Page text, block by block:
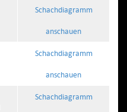
Schachdiagramm
anschauen
Schachdiagramm
anschauen
Schachdiagramm